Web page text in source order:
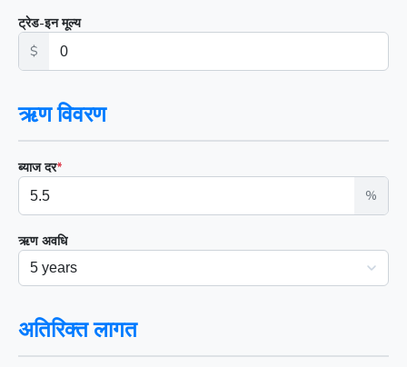
ट्रेड-इन मूल्य
$
ऋण विवरण
ब्याज दर*
%
ऋण अवधि
अतिरिक्त लागत